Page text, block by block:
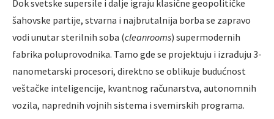
Dok svetske supersile i dalje igraju klasične geopolitičke
šahovske partije, stvarna i najbrutalnija borba se zapravo
vodi unutar sterilnih soba (cleanrooms) supermodernih
fabrika poluprovodnika. Tamo gde se projektuju i izrađuju 3-
nanometarski procesori, direktno se oblikuje budućnost
veštačke inteligencije, kvantnog računarstva, autonomnih
vozila, naprednih vojnih sistema i svemirskih programa.